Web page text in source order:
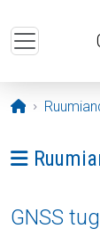
Avaleht
Ava
GNSS